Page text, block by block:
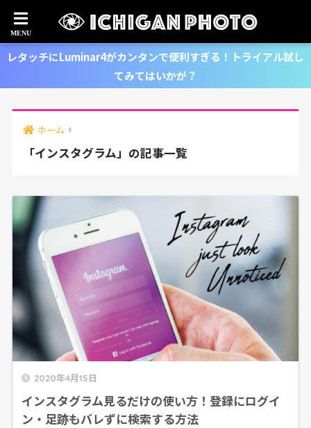
レタッチにLuminar4がカンタンで便利すぎる！トライアル試し
てみてはいかが？
ホーム
「インスタグラム」の記事一覧
2020年4月15日
インスタグラム見るだけの使い方！登録にログイ
ン・足跡もバレずに検索する方法